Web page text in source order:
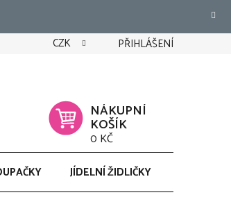
CZK PŘIHLÁŠENÍ
NÁKUPNÍ
KOŠÍK
0 KČ
JÍDELNÍ ŽIDLIČKY